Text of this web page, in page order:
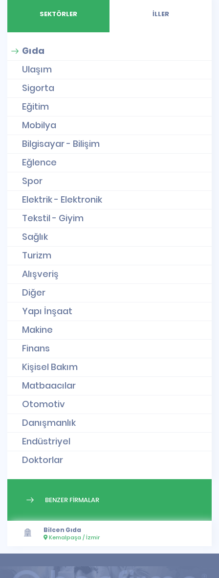
SEKTÖRLER İLLER
Gıda
Ulaşım
Sigorta
Eğitim
Mobilya
Bilgisayar - Bilişim
Eğlence
Spor
Elektrik - Elektronik
Tekstil - Giyim
Sağlık
Turizm
Alışveriş
Diğer
Yapı İnşaat
Makine
Finans
Kişisel Bakım
Matbaacılar
Otomotiv
Danışmanlık
Endüstriyel
Doktorlar
BENZER FİRMALAR
Bilcen Gıda
Kemalpaşa / İzmir